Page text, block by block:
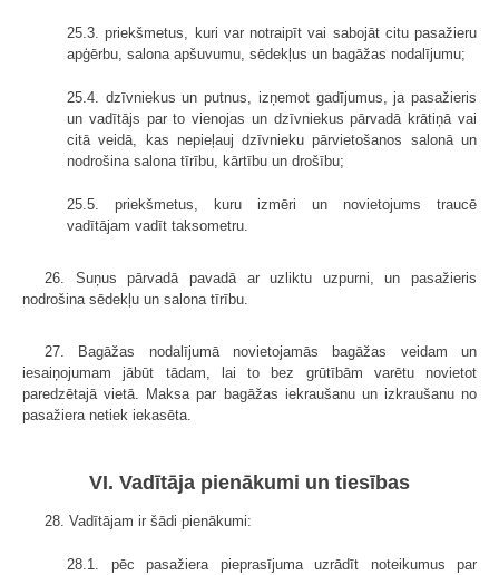
25.3. priekšmetus, kuri var notraipīt vai sabojāt citu pasažieru
apģērbu, salona apšuvumu, sēdekļus un bagāžas nodalījumu;
25.4. dzīvniekus un putnus, izņemot gadījumus, ja pasažieris
un vadītājs par to vienojas un dzīvniekus pārvadā krātiņā vai
citā veidā, kas nepieļauj dzīvnieku pārvietošanos salonā un
nodrošina salona tīrību, kārtību un drošību;
25.5. priekšmetus, kuru izmēri un novietojums traucē
vadītājam vadīt taksometru.
26. Suņus pārvadā pavadā ar uzliktu uzpurni, un pasažieris
nodrošina sēdekļu un salona tīrību.
27. Bagāžas nodalījumā novietojamās bagāžas veidam un
iesaiņojumam jābūt tādam, lai to bez grūtībām varētu novietot
paredzētajā vietā. Maksa par bagāžas iekraušanu un izkraušanu no
pasažiera netiek iekasēta.
VI. Vadītāja pienākumi un tiesības
28. Vadītājam ir šādi pienākumi:
28.1. pēc pasažiera pieprasījuma uzrādīt noteikumus par